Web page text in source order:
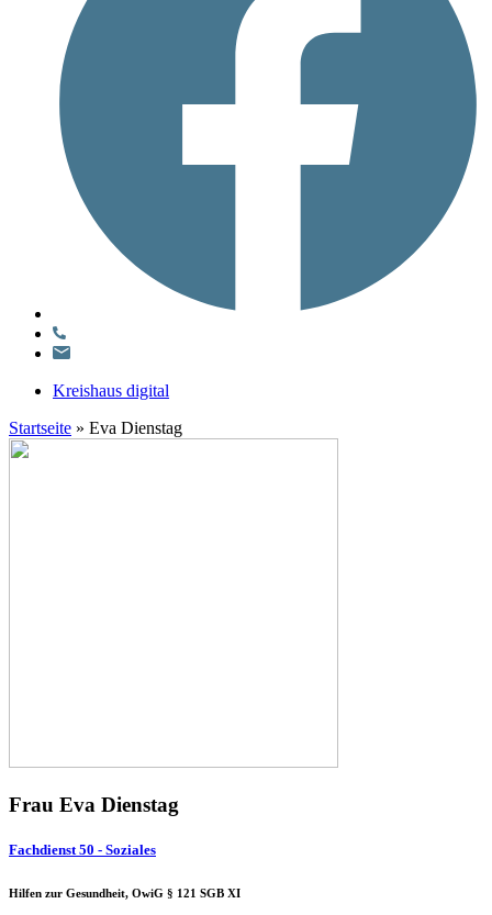
Kreishaus digital
Startseite » Eva Dienstag
Frau Eva Dienstag
Fachdienst 50 - Soziales
Hilfen zur Gesundheit, OwiG § 121 SGB XI